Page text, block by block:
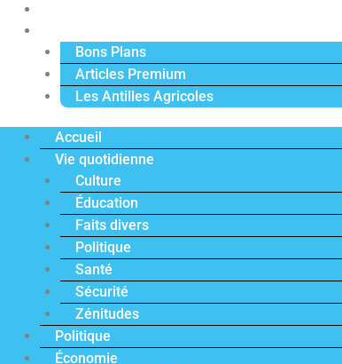
Bons Plans
Articles Premium
Les Antilles Agricoles
Accueil
Vie quotidienne
Culture
Éducation
Faits divers
Politique
Santé
Sécurité
Zénitudes
Politique
Économie